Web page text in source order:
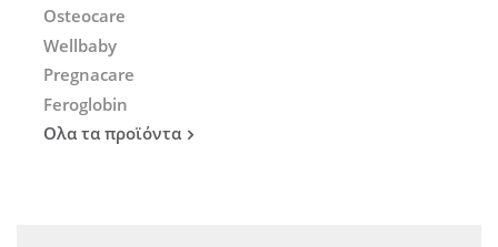
Osteocare
Wellbaby
Pregnacare
Feroglobin
Ολα τα προϊόντα